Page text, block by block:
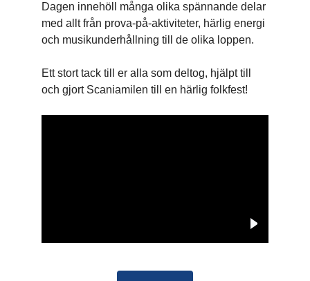
Dagen innehöll många olika spännande delar
med allt från prova-på-aktiviteter, härlig energi
och musikunderhållning till de olika loppen.
Ett stort tack till er alla som deltog, hjälpt till
och gjort Scaniamilen till en härlig folkfest!